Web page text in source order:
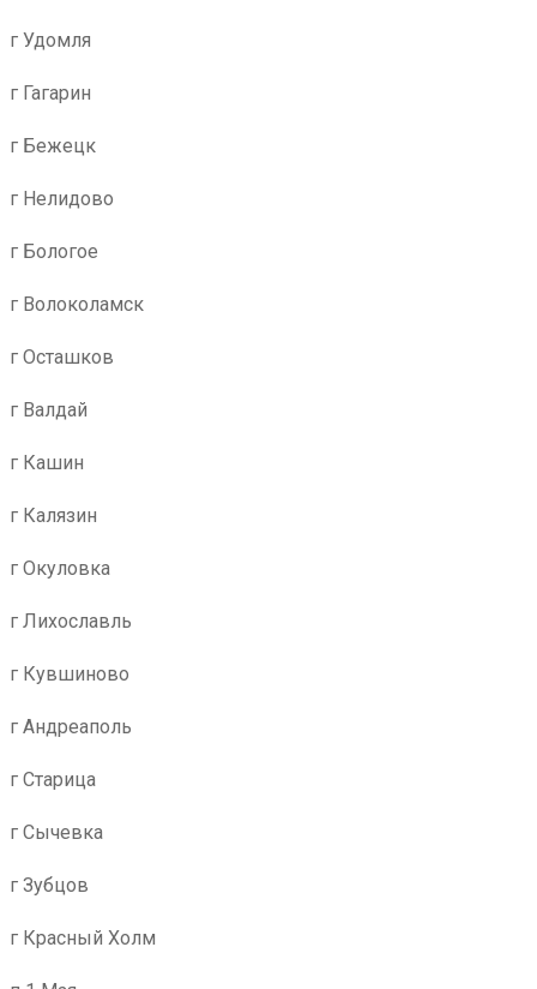
г Удомля
г Гагарин
г Бежецк
г Нелидово
г Бологое
г Волоколамск
г Осташков
г Валдай
г Кашин
г Калязин
г Окуловка
г Лихославль
г Кувшиново
г Андреаполь
г Старица
г Сычевка
г Зубцов
г Красный Холм